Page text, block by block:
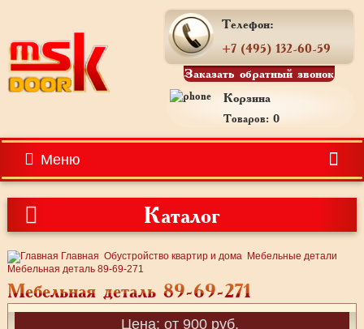
Телефон:
+7 (495) 132-60-59
Заказать обратный звонок
Корзина
Товаров: 0
Меню
Каталог
Главная Обустройство квартир и дома Мебельные детали
Мебельная деталь 89-69-271
Мебельная деталь 89-69-271
Цена: от 900 руб.